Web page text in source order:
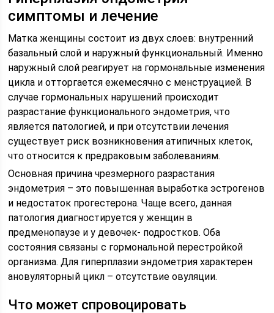
симптомы и лечение
Матка женщины состоит из двух слоев: внутренний
базальный слой и наружный функциональный. Именно
наружный слой реагирует на гормональные изменения
цикла и отторгается ежемесячно с менструацией. В
случае гормональных нарушений происходит
разрастание функционального эндометрия, что
является патологией, и при отсутствии лечения
существует риск возникновения атипичных клеток,
что относится к предраковым заболеваниям.
Основная причина чрезмерного разрастания
эндометрия – это повышенная выработка эстрогенов
и недостаток прогестерона. Чаще всего, данная
патология диагностируется у женщин в
предменопаузе и у девочек- подростков. Оба
состояния связаны с гормональной перестройкой
организма. Для гиперплазии эндометрия характерен
ановуляторный цикл – отсутствие овуляции.
Что может спровоцировать